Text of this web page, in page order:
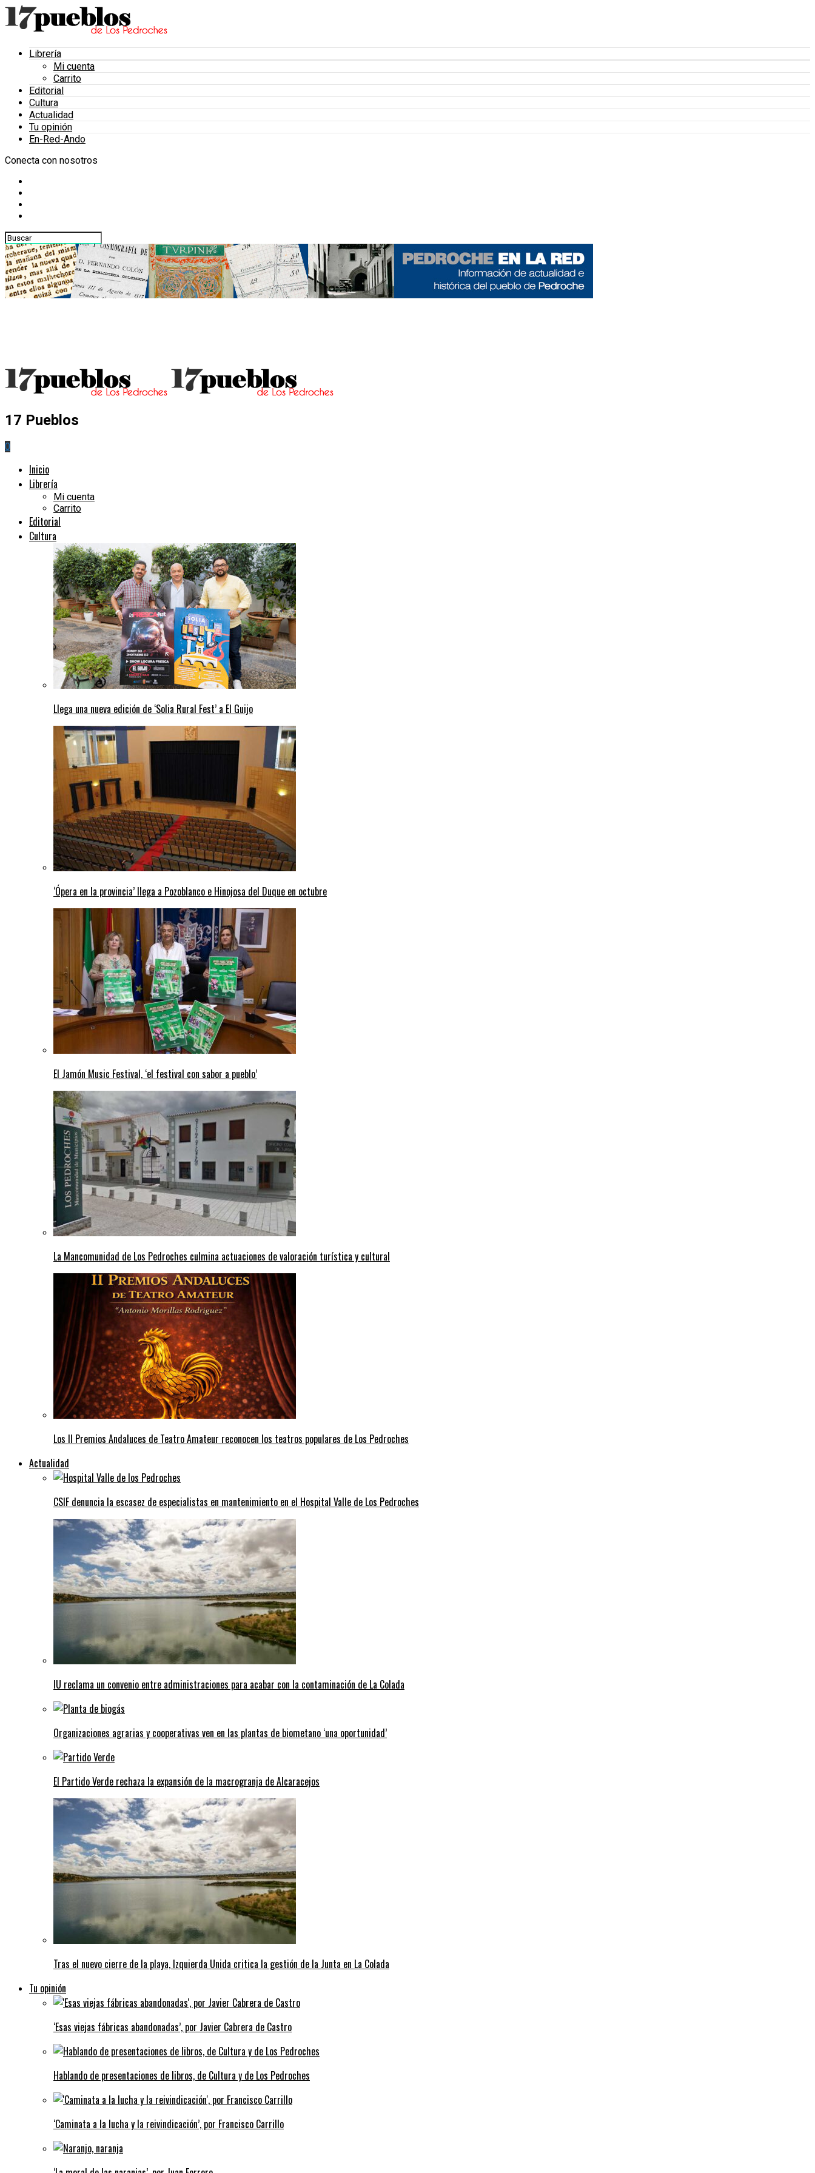
Librería
Mi cuenta
Carrito
Editorial
Cultura
Actualidad
Tu opinión
En-Red-Ando
Conecta con nosotros
17 Pueblos
0
Inicio
Librería
Mi cuenta
Carrito
Editorial
Cultura
Llega una nueva edición de ‘Solia Rural Fest’ a El Guijo
‘Ópera en la provincia’ llega a Pozoblanco e Hinojosa del Duque en octubre
El Jamón Music Festival, ‘el festival con sabor a pueblo’
La Mancomunidad de Los Pedroches culmina actuaciones de valoración turística y cultural
Los II Premios Andaluces de Teatro Amateur reconocen los teatros populares de Los Pedroches
Actualidad
CSIF denuncia la escasez de especialistas en mantenimiento en el Hospital Valle de Los Pedroches
IU reclama un convenio entre administraciones para acabar con la contaminación de La Colada
Organizaciones agrarias y cooperativas ven en las plantas de biometano ‘una oportunidad’
El Partido Verde rechaza la expansión de la macrogranja de Alcaracejos
Tras el nuevo cierre de la playa, Izquierda Unida critica la gestión de la Junta en La Colada
Tu opinión
‘Esas viejas fábricas abandonadas’, por Javier Cabrera de Castro
Hablando de presentaciones de libros, de Cultura y de Los Pedroches
‘Caminata a la lucha y la reivindicación’, por Francisco Carrillo